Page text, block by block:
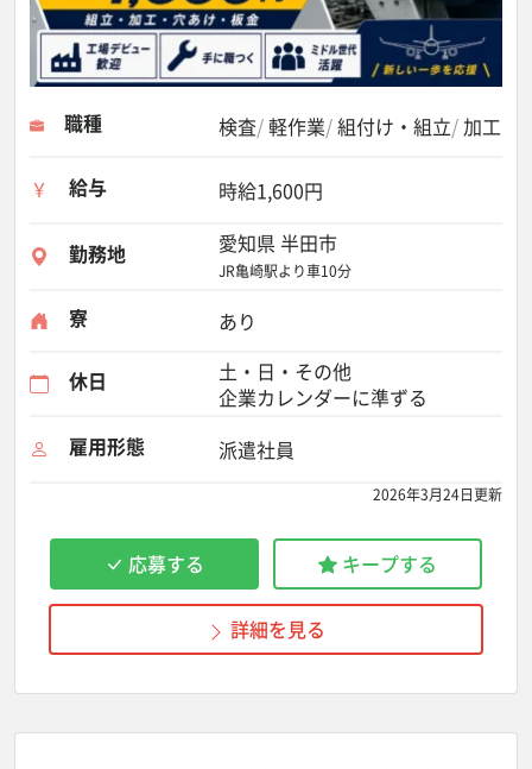
職種 検査 軽作業 組付け・組立 加工
給与 時給1,600円
勤務地 愛知県 半田市
JR亀崎駅より車10分
寮 あり
休日
土・日・その他
企業カレンダーに準ずる
雇用形態
派遣社員
2026年3月24日更新
応募する キープする
詳細を見る